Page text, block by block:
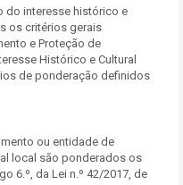
do interesse histórico e
os critérios gerais
e Proteção de
Histórico e Cultural
de ponderação definidos
ou entidade de
local são ponderados os
6.º, da Lei n.º 42/2017, de